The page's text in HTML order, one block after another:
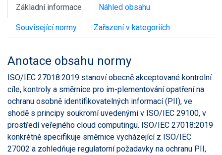
Základní informace Náhled obsahu
Související normy Zařazení v kategoriích
Anotace obsahu normy
ISO/IEC 27018:2019 stanoví obecně akceptované kontrolní
cíle, kontroly a směrnice pro im-plementování opatření na
ochranu osobně identifikovatelných informací (PII), ve
shodě s principy soukromí uvedenými v ISO/IEC 29100, v
prostředí veřejného cloud computingu. ISO/IEC 27018:2019
konkrétně specifikuje směrnice vycházející z ISO/IEC
27002 a zohledňuje regulatorní požadavky na ochranu PII,